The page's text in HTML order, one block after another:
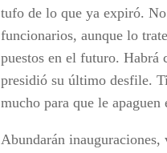
tufo de lo que ya expiró.
funcionarios, aunque lo
puestos en el futuro. Habrá
presidió su último desfile.
mucho para que le
Abundarán inauguraciones,